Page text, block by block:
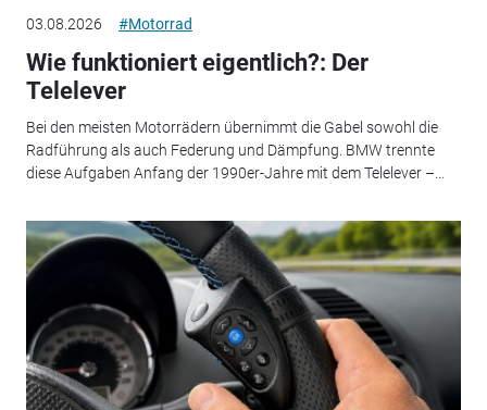
03.08.2026 #Motorrad
Wie funktioniert eigentlich?: Der
Telelever
Bei den meisten Motorrädern übernimmt die Gabel sowohl die
Radführung als auch Federung und Dämpfung. BMW trennte
diese Aufgaben Anfang der 1990er-Jahre mit dem Telelever –...